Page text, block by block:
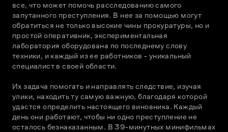
все, что может помочь расследованию самого
запутанного преступления. В нее за помощью могут
обратиться не только высокие чины прокуратуры, но и
простой оперативник, экспериментальная
лаборатория оборудована по последнему слову
техники, и каждый из ее работников - уникальный
специалист в своей области.
Их задача помогать и направлять следствие, изучая
улики, находить ту самую важную, благодаря которой
удастся определить настоящего виновника. Каждый
день они работают, чтобы ни одно преступление не
осталось безнаказанным. В 39-минутных минифильмах